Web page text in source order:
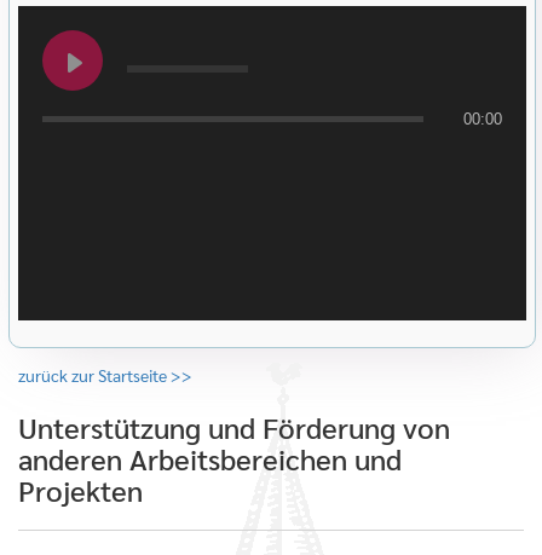
00:00
zurück zur Startseite >>
Unterstützung und Förderung von
anderen Arbeitsbereichen und
Projekten